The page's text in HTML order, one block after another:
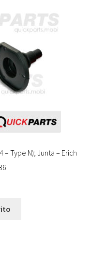
Type N); Junta – Erich